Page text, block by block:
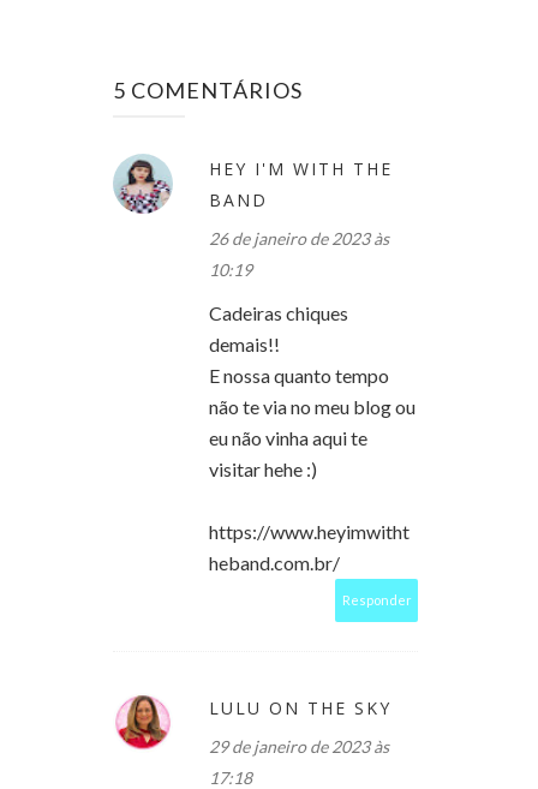
5 COMENTÁRIOS
HEY I'M WITH THE
BAND
26 de janeiro de 2023 às
10:19
Cadeiras chiques
demais!!
E nossa quanto tempo
não te via no meu blog ou
eu não vinha aqui te
visitar hehe :)
https://www.heyimwitht
heband.com.br/
Responder
LULU ON THE SKY
29 de janeiro de 2023 às
17:18